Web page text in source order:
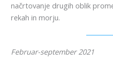
načrtovanje drugih oblik
rekah in morju.
Februar-september 2021